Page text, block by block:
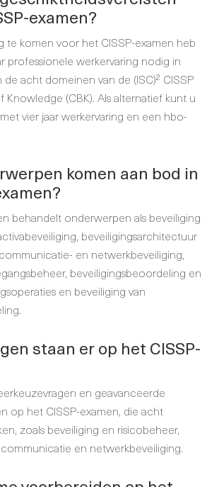
examen?
te komen voor het CISSP-examen heb
professionele werkervaring nodig in
acht domeinen van de (ISC)² CISSP
(CBK). Als alternatief kunt u
vier jaar werkervaring en een hbo-
komen aan bod in
behandelt onderwerpen als beveiliging
beveiligingsarchitectuur
en netwerkbeveiliging,
beveiligingsbeoordeling en
en beveiliging van
staan er op het CISSP-
en geavanceerde
op het CISSP-examen, die acht
zoals beveiliging en risicobeheer,
en netwerkbeveiliging.